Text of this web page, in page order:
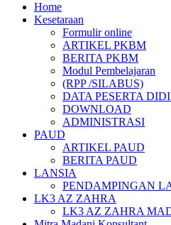
Home
Kesetaraan
Formulir online
ARTIKEL PKBM
BERITA PKBM
Modul Pembelajaran
(RPP /SILABUS)
DATA PESERTA
DOWNLOAD
ADMINISTRASI
PAUD
ARTIKEL PAUD
BERITA PAUD
LANSIA
PENDAMPINGAN
LK3 AZ ZAHRA
LK3 AZ ZAHRA